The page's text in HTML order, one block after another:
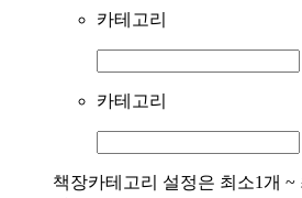
카테고리
카테고리
책장카테고리 설정은 최소1개 ~